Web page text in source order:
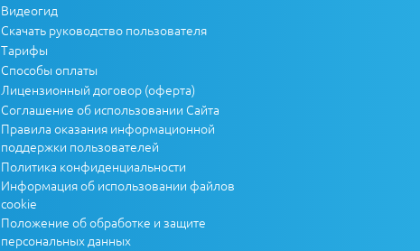
Видеогид
Скачать руководство пользователя
Тарифы
Способы оплаты
Лицензионный договор (оферта)
Соглашение об использовании Сайта
Правила оказания информационной
поддержки пользователей
Политика конфиденциальности
Информация об использовании файлов
cookie
Положение об обработке и защите
персональных данных